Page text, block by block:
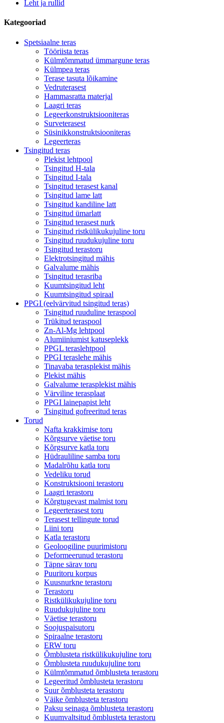
Leht ja rullid
Kategooriad
Spetsiaalne teras
Tööriista teras
Külmtõmmatud ümmargune teras
Külmpea teras
Terase tasuta lõikamine
Vedruterasest
Hammasratta materjal
Laagri teras
Legeerkonstruktsiooniteras
Surveterasest
Süsinikkonstruktsiooniteras
Legeerteras
Tsingitud teras
Plekist lehtpool
Tsingitud H-tala
Tsingitud I-tala
Tsingitud terasest kanal
Tsingitud lame latt
Tsingitud kandiline latt
Tsingitud ümarlatt
Tsingitud terasest nurk
Tsingitud ristkülikukujuline toru
Tsingitud ruudukujuline toru
Tsingitud terastoru
Elektrotsingitud mähis
Galvalume mähis
Tsingitud terasriba
Kuumtsingitud leht
Kuumtsingitud spiraal
PPGI (eelvärvitud tsingitud teras)
Tsingitud ruuduline teraspool
Trükitud teraspool
Zn-Al-Mg lehtpool
Alumiiniumist katuseplekk
PPGL teraslehtpool
PPGI teraslehe mähis
Tinavaba terasplekist mähis
Plekist mähis
Galvalume terasplekist mähis
Värviline terasplaat
PPGI lainepapist leht
Tsingitud gofreeritud teras
Torud
Nafta krakkimise toru
Kõrgsurve väetise toru
Kõrgsurve katla toru
Hüdrauliline samba toru
Madalrõhu katla toru
Vedeliku torud
Konstruktsiooni terastoru
Laagri terastoru
Kõrgtugevast malmist toru
Legeerterasest toru
Terasest tellingute torud
Liini toru
Katla terastoru
Geoloogiline puurimistoru
Deformeerunud terastoru
Täpne särav toru
Puuritoru korpus
Kuusnurkne terastoru
Terastoru
Ristkülikukujuline toru
Ruudukujuline toru
Väetise terastoru
Soojuspaisutoru
Spiraalne terastoru
ERW toru
Õmblusteta ristkülikukujuline toru
Õmblusteta ruudukujuline toru
Külmtõmmatud õmblusteta terastoru
Legeeritud õmblusteta terastoru
Suur õmblusteta terastoru
Väike õmblusteta terastoru
Paksu seinaga õmblusteta terastoru
Kuumvaltsitud õmblusteta terastoru